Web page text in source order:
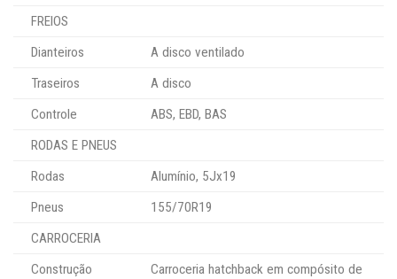
FREIOS
Dianteiros
A disco ventilado
Traseiros
A disco
Controle
ABS, EBD, BAS
RODAS E PNEUS
Rodas
Alumínio, 5Jx19
Pneus
155/70R19
CARROCERIA
Construção
Carroceria hatchback em compósito de